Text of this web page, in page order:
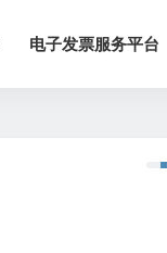
电子发票服务平台